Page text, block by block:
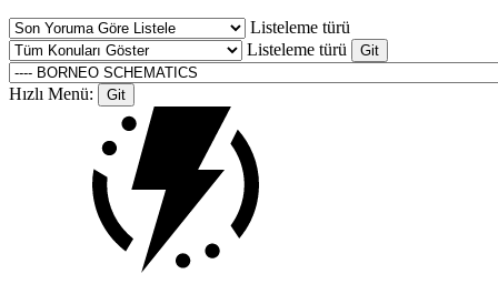
Listeleme türü
Listeleme türü
Hızlı Menü: